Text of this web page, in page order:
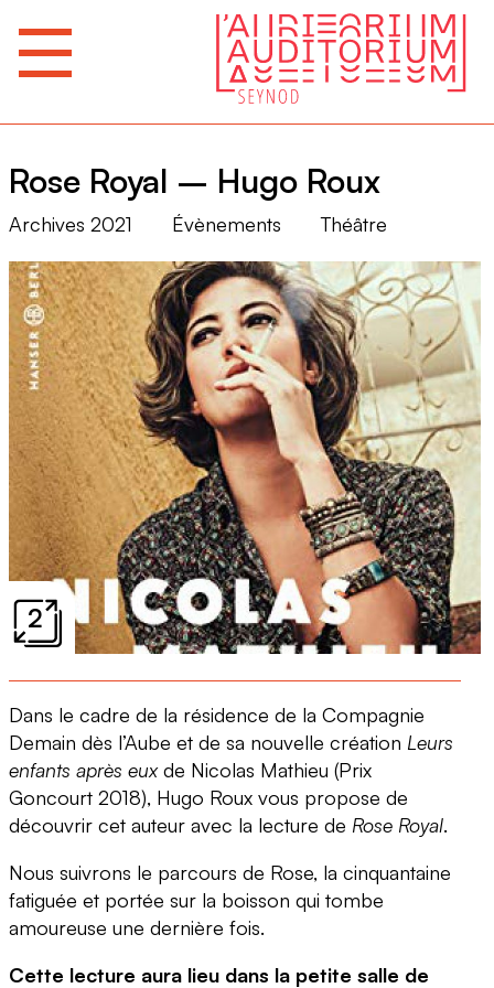
Rose Royal – Hugo Roux
Archives 2021 Évènements Théâtre
2
Dans le cadre de la résidence de la Compagnie
Demain dès l’Aube et de sa nouvelle création Leurs
enfants après euxde Nicolas Mathieu (Prix
Goncourt 2018), Hugo Roux vous propose de
découvrir cet auteur avec la lecture de Rose Royal.
Nous suivrons le parcours de Rose, la cinquantaine
fatiguée et portée sur la boisson qui tombe
amoureuse une dernière fois.
Cette lecture aura lieu dans la petite salle de